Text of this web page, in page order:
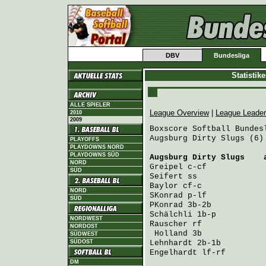
DBV Bundesliga
ALLE SPIELER
2010
2009
PLAYOFFS
PLAYDOWNS NORD
PLAYDOWNS SÜD
NORD
SÜD
NORD
SÜD
NORDWEST
NORDOST
SÜDWEST
SÜDOST
DM
League Overview|
League
Boxscore Softball
Augsburg Dirty Slugs (6)
Augsburg Dirty Slugs
Greipel c-cf
Seifert ss
Baylor cf-c              4
SKonrad p-lf             4
PKonrad 3b-2b
Schälchli 1b-p
Rauscher rf              2
Holland 3b
Lehnhardt 2b-1b
Engelhardt lf-rf         3